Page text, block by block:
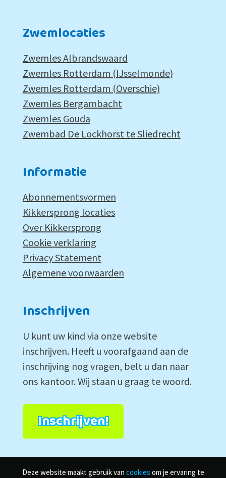
Zwemlocaties
Zwemles Albrandswaard
Zwemles Rotterdam (IJsselmonde)
Zwemles Rotterdam (Overschie)
Zwemles Bergambacht
Zwemles Gouda
Zwembad De Lockhorst te Sliedrecht
Informatie
Abonnementsvormen
Kikkersprong locaties
Over Kikkersprong
Cookie verklaring
Privacy Statement
Algemene voorwaarden
Inschrijven
U kunt uw kind via onze website
inschrijven. Heeft u voorafgaand aan de
inschrijving nog vragen, belt u dan naar
ons kantoor. Wij staan u graag te woord.
Inschrijven!
Deze website maakt gebruik van cookies om je ervaring te